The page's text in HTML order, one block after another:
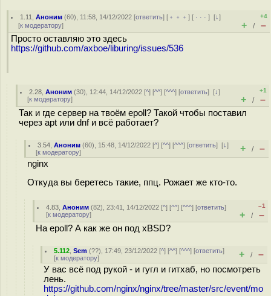
1.11 ,Аноним (60), 11:58, 14/12/2022 [ответить] [ ﹢﹢﹢] [ · · ·][↓]
[к модератору]
+4
+ / –
Просто оставляю это здесь
https://github.com/axboe/liburing/issues/536
2.28 ,Аноним (30), 12:44, 14/12/2022 [^] [^^] [^^^] [ответить][↓]
[к модератору]
+1
+ / –
Так и где сервер на твоём epoll? Такой чтобы поставил
через apt или dnf и всё работает?
3.54 ,Аноним (60), 15:48, 14/12/2022 [^] [^^] [^^^] [ответить][↓]
[к модератору] + / –
nginx
Откуда вы беретесь такие, ппц. Рожает же кто-то.
4.83 ,Аноним (82), 23:41, 14/12/2022 [^] [^^] [^^^] [ответить]
[к модератору]
–1
+ / –
На epoll? А как же он под xBSD?
5.112 ,Sem (??), 17:49, 23/12/2022 [^] [^^] [^^^] [ответить]
[к модератору] + / –
У вас всё под рукой - и гугл и гитхаб, но посмотреть
лень.
https://github.com/nginx/nginx/tree/master/src/event/mo